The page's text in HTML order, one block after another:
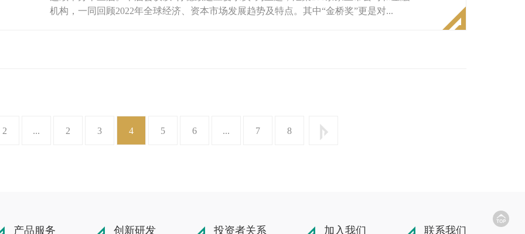
机构，一同回顾2022年全球经济、资本市场发展趋势及特点。其中“金桥奖”更是对...
2 ... 2 3 4 5 6 ... 7 8
产品服务 创新研发 投资者关系 加入我们 联系我们